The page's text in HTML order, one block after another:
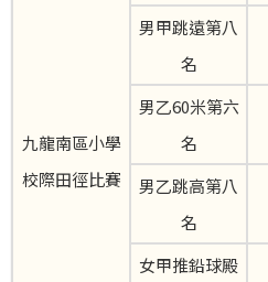
九龍南區小學
校際田徑比賽
男甲跳遠第八
名
男乙60米第六
名
男乙跳高第八
名
女甲推鉛球殿